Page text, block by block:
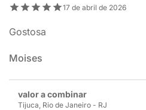
valor a combinar
Tijuca, Rio de Janeiro - RJ
17 de abril de 2026
Gostosa
Moises